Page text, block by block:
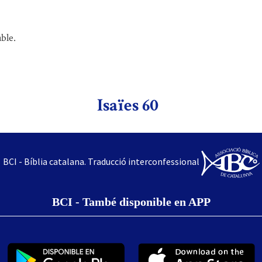
Isaïes 60
BCI - Bíblia catalana. Traducció interconfessional
BCI - També disponible en APP